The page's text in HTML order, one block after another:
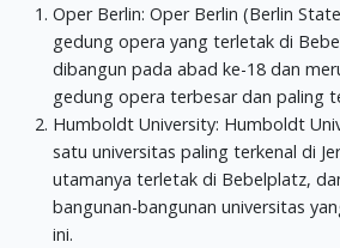
Oper Berlin: Oper Berlin (Berlin
gedung opera yang terletak di
dibangun pada abad ke-18 dan
gedung opera terbesar dan paling
Humboldt University: Humboldt
satu universitas paling terkenal di
utamanya terletak di Bebelplatz,
bangunan-bangunan universitas
ini.